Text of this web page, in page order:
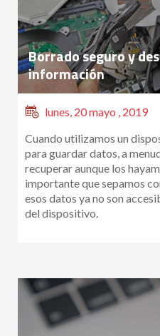
Borrado seguro y
información
lunes, 20 mayo , 2019
Cuando utilizamos un
para guardar datos, a
recuperar aunque los
importante que sepamos
esos datos ya no son
del dispositivo.